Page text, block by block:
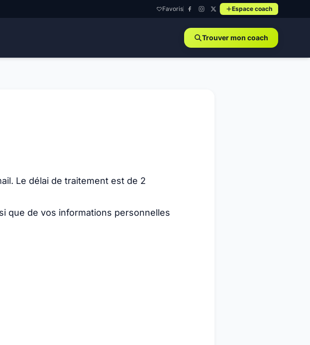
Favoris Espace coach
Trouver mon coach
Le délai de traitement est de 2
que de vos informations personnelles